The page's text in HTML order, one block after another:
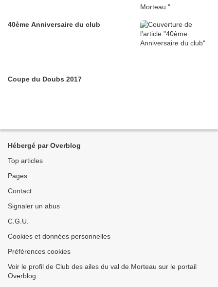
40ème Anniversaire du club
Coupe du Doubs 2017
Hébergé par Overblog
Top articles
Pages
Contact
Signaler un abus
C.G.U.
Cookies et données personnelles
Préférences cookies
Voir le profil de Club des ailes du val de Morteau sur le portail
Overblog